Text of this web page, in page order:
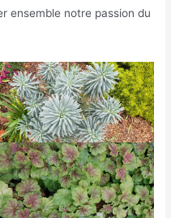
ensemble notre passion du